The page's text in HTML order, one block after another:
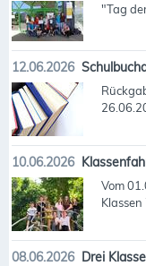
"Tag
12.06.2026
10.06.2026
Vom
08.06.2026 Drei